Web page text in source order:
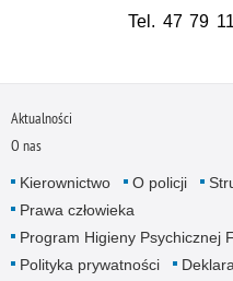
Tel. 47 79 115
Aktualności
O nas
Kierownictwo O policji
Prawa człowieka
Program Higieny Psychicznej
Polityka prywatności